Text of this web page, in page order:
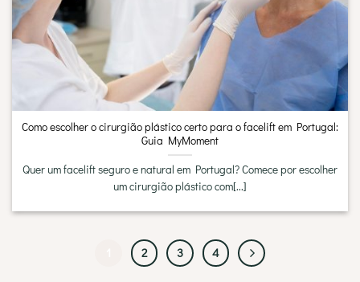
Como escolher o cirurgião plástico certo para o facelift em Portugal:
Guia MyMoment
Quer um facelift seguro e natural em Portugal? Comece por escolher
um cirurgião plástico com[...]
2 3 4